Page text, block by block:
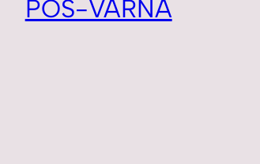
PÓS-VARNA